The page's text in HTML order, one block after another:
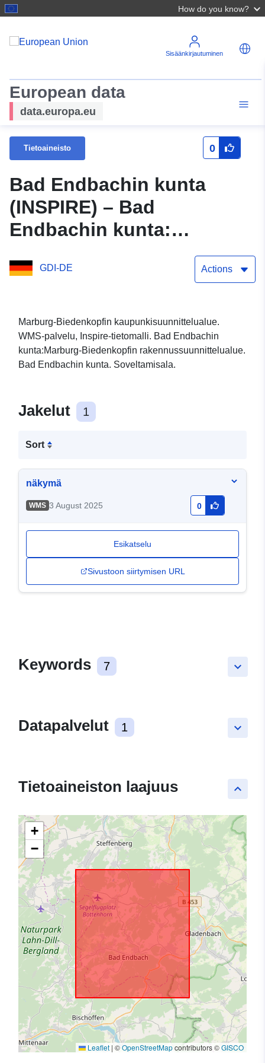
How do you know?
Sisäänkirjautuminen
European data
data.europa.eu
Tietoaineisto 0
Bad Endbachin kunta
(INSPIRE) – Bad
Endbachin kunta:
Kehittämissuunnitelma
GDI-DE Actions
Marburg-Biedenkopfin kaupunkisuunnittelualue.
WMS-palvelu, Inspire-tietomalli. Bad Endbachin
kunta:Marburg-Biedenkopfin rakennussuunnittelualue.
Bad Endbachin kunta. Soveltamisala.
Jakelut 1
Sort
näkymä
WMS 3 August 2025 0
Esikatselu
Sivustoon siirtymisen URL
keyboard_arrow_down
Keywords 7
keyboard_arrow_down
Datapalvelut 1
keyboard_arrow_up
Tietoaineiston laajuus
+
−
Leaflet | ©OpenStreetMapcontributors ©GISCO